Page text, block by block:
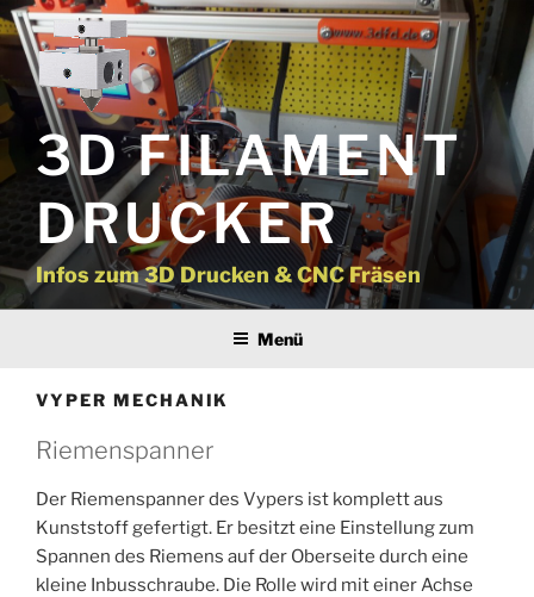
Zum
Inhalt
springen
3D FILAMENT
DRUCKER
Infos zum 3D Drucken & CNC Fräsen
Menü
VYPER MECHANIK
Riemenspanner
Der Riemenspanner des Vypers ist komplett aus
Kunststoff gefertigt. Er besitzt eine Einstellung zum
Spannen des Riemens auf der Oberseite durch eine
kleine Inbusschraube. Die Rolle wird mit einer Achse